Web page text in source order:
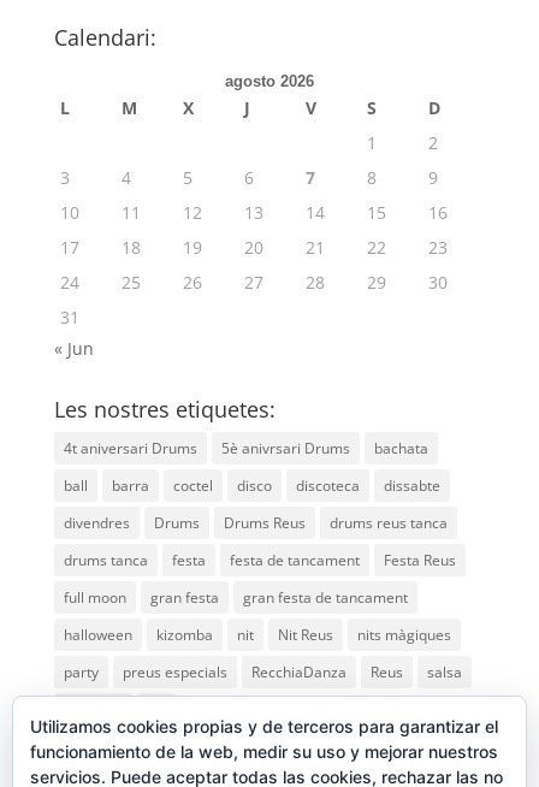
Calendari:
agosto 2026
L M X J V S
D
1
2
3
4 5 6 7 8
9
10
11 12 13 14 15
16
17
18 19 20 21 22
23
24
25 26 27 28 29
30
31
« Jun
Les nostres etiquetes:
4t aniversari Drums 5è anivrsari Drums
bachata
ball
barra coctel disco discoteca
dissabte
divendres
Drums Drums Reus
drums reus tanca
drums tanca
festa festa de tancament
Festa Reus
full moon
gran festa
gran festa de tancament
halloween
kizomba nit Nit Reus
nits màgiques
party
preus especials RecchiaDanza Reus
salsa
Utilizamos cookies propias y de terceros para garantizar el
funcionamiento de la web, medir su uso y mejorar nuestros
servicios. Puede aceptar todas las cookies, rechazar las no